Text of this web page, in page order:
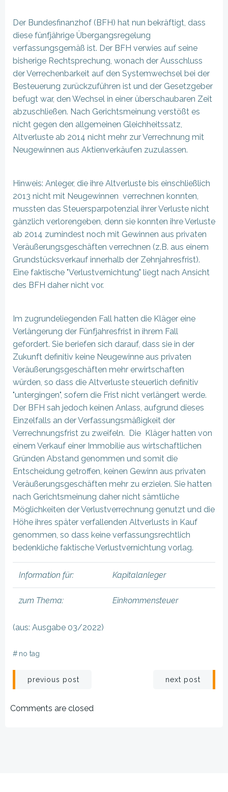
Der Bundesfinanzhof (BFH) hat nun bekräftigt, dass
diese fünfjährige Übergangsregelung
verfassungsgemäß ist. Der BFH verwies auf seine
bisherige Rechtsprechung, wonach der Ausschluss
der Verrechenbarkeit auf den Systemwechsel bei der
Besteuerung zurückzuführen ist und der Gesetzgeber
befugt war, den Wechsel in einer überschaubaren Zeit
abzuschließen. Nach Gerichtsmeinung verstößt es
nicht gegen den allgemeinen Gleichheitssatz,
Altverluste ab 2014 nicht mehr zur Verrechnung mit
Neugewinnen aus Aktienverkäufen zuzulassen.
Hinweis: Anleger, die ihre Altverluste bis einschließlich
2013 nicht mit Neugewinnen verrechnen konnten,
mussten das Steuersparpotenzial ihrer Verluste nicht
gänzlich verlorengeben, denn sie konnten ihre Verluste
ab 2014 zumindest noch mit Gewinnen aus privaten
Veräußerungsgeschäften verrechnen (z.B. aus einem
Grundstücksverkauf innerhalb der Zehnjahresfrist).
Eine faktische "Verlustvernichtung" liegt nach Ansicht
des BFH daher nicht vor.
Im zugrundeliegenden Fall hatten die Kläger eine
Verlängerung der Fünfjahresfrist in ihrem Fall
gefordert. Sie beriefen sich darauf, dass sie in der
Zukunft definitiv keine Neugewinne aus privaten
Veräußerungsgeschäften mehr erwirtschaften
würden, so dass die Altverluste steuerlich definitiv
"untergingen", sofern die Frist nicht verlängert werde.
Der BFH sah jedoch keinen Anlass, aufgrund dieses
Einzelfalls an der Verfassungsmäßigkeit der
Verrechnungsfrist zu zweifeln. Die Kläger hatten von
einem Verkauf einer Immobilie aus wirtschaftlichen
Gründen Abstand genommen und somit die
Entscheidung getroffen, keinen Gewinn aus privaten
Veräußerungsgeschäften mehr zu erzielen. Sie hatten
nach Gerichtsmeinung daher nicht sämtliche
Möglichkeiten der Verlustverrechnung genutzt und die
Höhe ihres später verfallenden Altverlusts in Kauf
genommen, so dass keine verfassungsrechtlich
bedenkliche faktische Verlustvernichtung vorlag.
Information für: Kapitalanleger
zum Thema: Einkommensteuer
(aus: Ausgabe 03/2022)
# no tag
Beitragsnavigation
previous post next post
Comments are closed